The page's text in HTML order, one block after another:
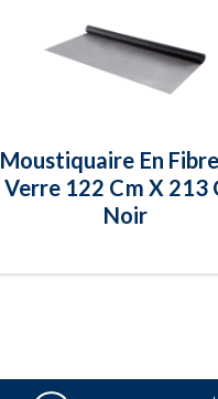
Moustiquaire En
Verre 122 Cm X 213
Noir